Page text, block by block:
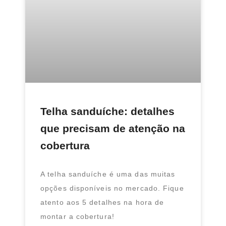
Telha sanduíche: detalhes
que precisam de atenção na
cobertura
A telha sanduíche é uma das muitas
opções disponíveis no mercado. Fique
atento aos 5 detalhes na hora de
montar a cobertura!